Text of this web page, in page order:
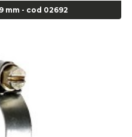
- Gedore A2 - Cod 00894
Curvo - Gedore A21 - Cod 00895
- Gedore J21 - Cod 00893
8134 Gedore - Cod 02008
03078
mm - cod 02692